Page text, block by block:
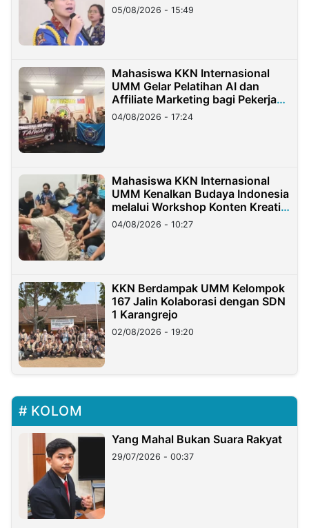
05/08/2026 - 15:49
Mahasiswa KKN Internasional
UMM Gelar Pelatihan AI dan
Affiliate Marketing bagi Pekerja
Migran Indonesia di Taiwan
04/08/2026 - 17:24
Mahasiswa KKN Internasional
UMM Kenalkan Budaya Indonesia
melalui Workshop Konten Kreatif
di Taiwan
04/08/2026 - 10:27
KKN Berdampak UMM Kelompok
167 Jalin Kolaborasi dengan SDN
1 Karangrejo
02/08/2026 - 19:20
KOLOM
Yang Mahal Bukan Suara Rakyat
29/07/2026 - 00:37